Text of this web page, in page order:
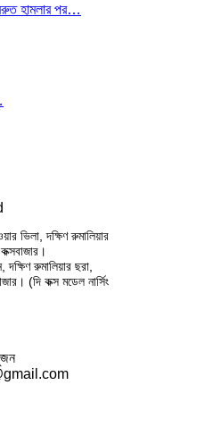
হামলার পর…
ভিলা, দক্ষিণ রুমালিয়ার
দক্ষিণ রুমালিয়ার ছরা,
(দি কক্স মডেল নার্সিং